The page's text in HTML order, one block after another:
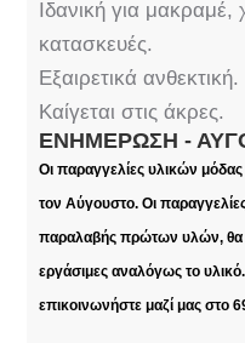
Ιδανική για μακραμέ,
κατασκευές.
Εξαιρετικά ανθεκτική.
Καίγεται στις άκρες.
ΕΝΗΜΈΡΩΣΗ -
Οι παραγγελίες υλικών
τον Αύγουστο. Οι
παραλαβής πρώτων υλών, θα
εργάσιμες αναλόγως το
επικοινωνήστε μαζί μας στο